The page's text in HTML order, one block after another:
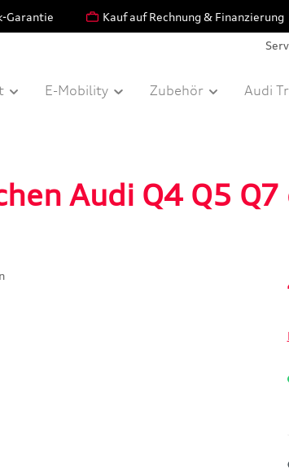
Garantie Kauf auf Rechnung & Finanzierung
E-Mobility Zubehör Audi
Audi Q4 Q5